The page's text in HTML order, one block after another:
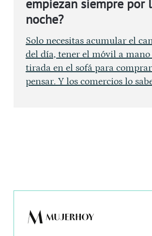
empiezan siempre por
noche?
Solo necesitas acumular el
del día, tener el móvil a mano
tirada en el sofá para
pensar. Y los comercios lo